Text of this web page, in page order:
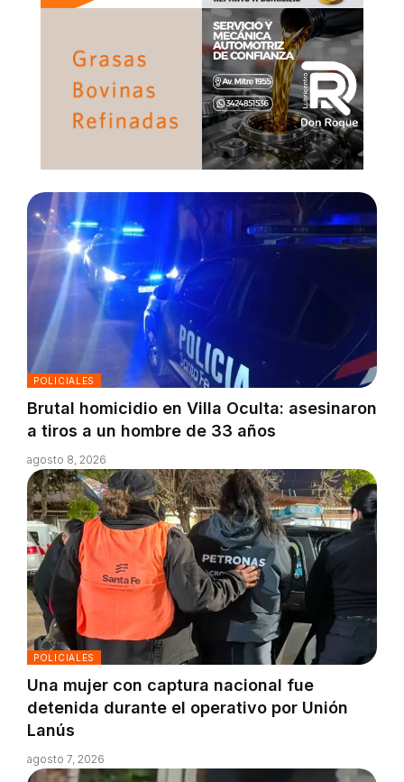
POLICIALES
Brutal homicidio en Villa Oculta: asesinaron
a tiros a un hombre de 33 años
agosto 8, 2026
POLICIALES
Una mujer con captura nacional fue
detenida durante el operativo por Unión
Lanús
agosto 7, 2026